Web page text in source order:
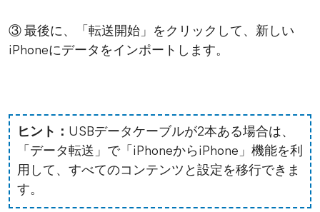
③ 最後に、「転送開始」をクリックして、新しい
iPhoneにデータをインポートします。
ヒント： USBデータケーブルが2本ある場合は、
「データ転送」で「iPhoneからiPhone」機能を利
用して、すべてのコンテンツと設定を移行できま
す。